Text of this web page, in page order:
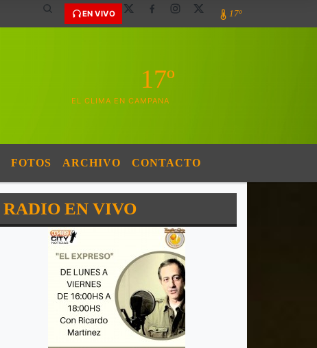
EN VIVO 17º
17º
EL CLIMA EN CAMPANA
FOTOS ARCHIVO CONTACTO
RADIO EN VIVO